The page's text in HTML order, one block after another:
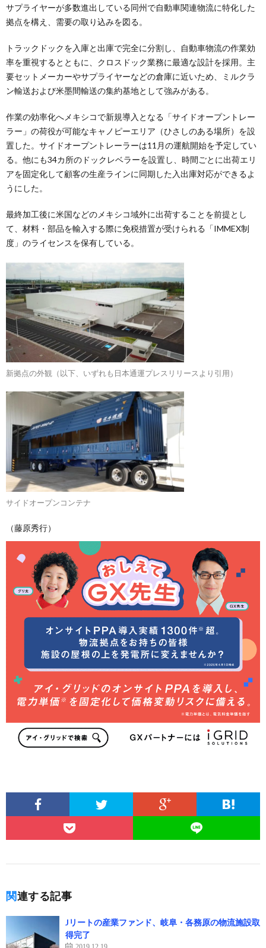
サプライヤーが多数進出している同州で自動車関連物流に特化した
拠点を構え、需要の取り込みを図る。
トラックドックを入庫と出庫で完全に分割し、自動車物流の作業効
率を重視するとともに、クロスドック業務に最適な設計を採用。主
要セットメーカーやサプライヤーなどの倉庫に近いため、ミルクラ
ン輸送および米墨間輸送の集約基地として強みがある。
作業の効率化へメキシコで新規導入となる「サイドオープントレー
ラー」の荷役が可能なキャノピーエリア（ひさしのある場所）を設
置した。サイドオープントレーラーは11月の運航開始を予定してい
る。他にも34カ所のドックレベラーを設置し、時間ごとに出荷エリ
アを固定化して顧客の生産ラインに同期した入出庫対応ができるよ
うにした。
最終加工後に米国などのメキシコ域外に出荷することを前提とし
て、材料・部品を輸入する際に免税措置が受けられる「IMMEX制
度」のライセンスを保有している。
新拠点の外観（以下、いずれも日本通運プレスリリースより引用）
サイドオープンコンテナ
（藤原秀行）
関連する記事
Jリートの産業ファンド、岐阜・各務原の物流施設取
得完了
2019.12.19